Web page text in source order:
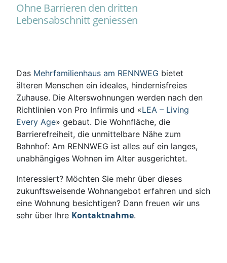
Ohne Barrieren den dritten
Lebensabschnitt geniessen
Das Mehrfamilienhaus am RENNWEG bietet
älteren Menschen ein ideales, hindernisfreies
Zuhause. Die Alterswohnungen werden nach den
Richtlinien von Pro Infirmis und «LEA – Living
Every Age» gebaut. Die Wohnfläche, die
Barrierefreiheit, die unmittelbare Nähe zum
Bahnhof: Am RENNWEG ist alles auf ein langes,
unabhängiges Wohnen im Alter ausgerichtet.
Interessiert? Möchten Sie mehr über dieses
zukunftsweisende Wohnangebot erfahren und sich
eine Wohnung besichtigen? Dann freuen wir uns
sehr über Ihre Kontaktnahme.